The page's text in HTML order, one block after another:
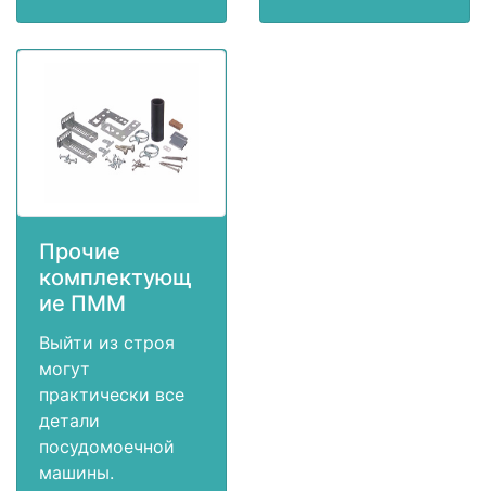
Прочие
комплектующ
ие ПММ
Выйти из строя
могут
практически все
детали
посудомоечной
машины.